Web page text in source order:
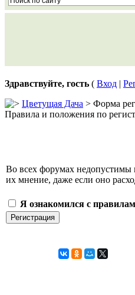
Здравствуйте, гость ( Вход |
Цветущая Дача > Форма
Правила и положения по
Во всех форумах недопустимы
их мнение, даже если оно
Я ознакомился с